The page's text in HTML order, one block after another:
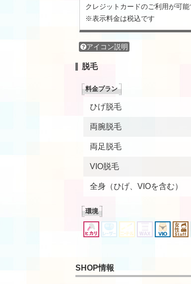
クレジットカードのご利用が可能
※表示料金は税込です
アイコン説明
脱毛
料金プラン
ひげ脱毛
両腕脱毛
両足脱毛
VIO脱毛
全身（ひげ、VIOを含む）
環境
SHOP情報